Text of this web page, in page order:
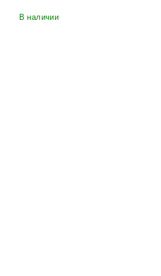
В наличии